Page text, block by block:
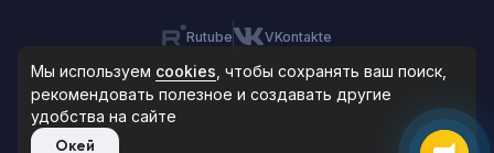
Rutube VKontakte
8 (495) 183-47-87
По будням с 09:30 до 18:30
Мы используем cookies , чтобы сохранять ваш поиск,
рекомендовать полезное и создавать другие
удобства на сайте
Окей